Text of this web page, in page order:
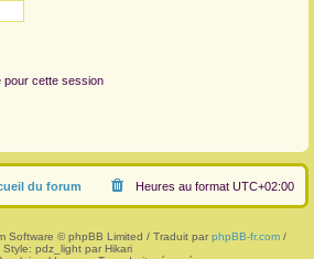
pour cette session
du forum Heures au format UTC+02:00
Software © phpBB Limited / Traduit par phpBB-fr.com/
Style: pdz_light par Hikari